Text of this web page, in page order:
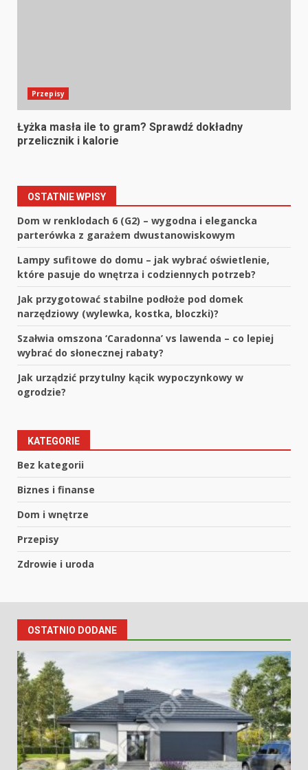
Przepisy
Łyżka masła ile to gram? Sprawdź dokładny
przelicznik i kalorie
OSTATNIE WPISY
Dom w renklodach 6 (G2) – wygodna i elegancka
parterówka z garażem dwustanowiskowym
Lampy sufitowe do domu – jak wybrać oświetlenie,
które pasuje do wnętrza i codziennych potrzeb?
Jak przygotować stabilne podłoże pod domek
narzędziowy (wylewka, kostka, bloczki)?
Szałwia omszona ‘Caradonna’ vs lawenda – co lepiej
wybrać do słonecznej rabaty?
Jak urządzić przytulny kącik wypoczynkowy w
ogrodzie?
KATEGORIE
Bez kategorii
Biznes i finanse
Dom i wnętrze
Przepisy
Zdrowie i uroda
OSTATNIO DODANE